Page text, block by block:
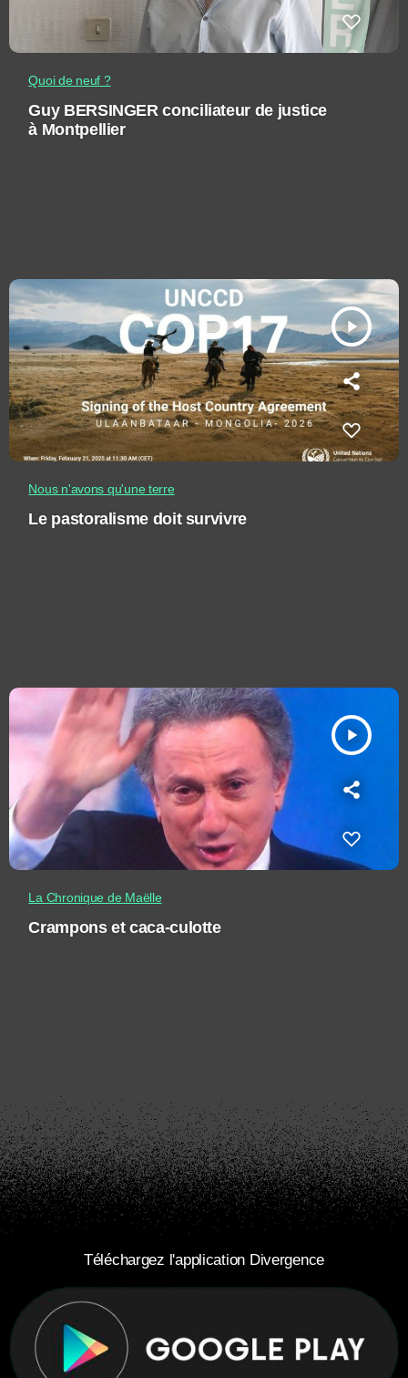
Quoi de neuf ?
Guy BERSINGER conciliateur de justice
à Montpellier
play_arrow
Nous n'avons qu'une terre
Le pastoralisme doit survivre
play_arrow
La Chronique de Maëlle
Crampons et caca-culotte
Téléchargez l'application Divergence